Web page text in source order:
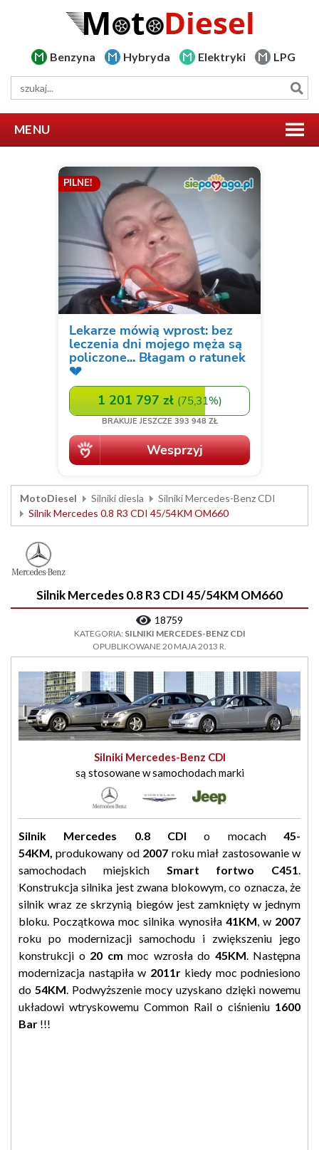
Benzyna Hybryda Elektryki LPG
MENU
MotoDiesel Silniki diesla
Silniki Mercedes-Benz CDI
Silnik Mercedes 0.8 R3 CDI 45/54KM OM660
Silnik Mercedes 0.8 R3 CDI 45/54KM OM660
18759
KATEGORIA: SILNIKI MERCEDES-BENZ CDI
OPUBLIKOWANE 20 MAJA 2013 R.
Silniki Mercedes-Benz CDI
są stosowane w samochodach marki
Silnik Mercedes 0.8 CDIo mocach45-
54KM,produkowany od2007 roku miał zastosowanie w
samochodach miejskich Smart fortwo C451.
Konstrukcja silnika jest zwana blokowym, co oznacza, że
silnik wraz ze skrzynią biegów jest zamknięty w jednym
bloku. Początkowa moc silnika wynosiła 41KM, w 2007
roku po modernizacji samochodu i zwiększeniu jego
konstrukcji o 20 cm moc wzrosła do 45KM. Następna
modernizacja nastąpiła w 2011rkiedy moc podniesiono
do 54KM. Podwyższenie mocy uzyskano dzięki nowemu
układowi wtryskowemu Common Rail o ciśnieniu 1600
Bar !!!